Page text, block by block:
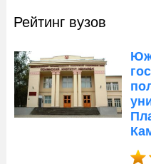
Рейтинг вузов